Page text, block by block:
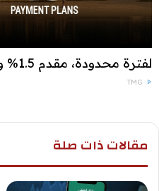
لفترة محدودة، مقدم 1.5% وتقسيط حتى 15 سنة
TMG
مقالات ذات صلة